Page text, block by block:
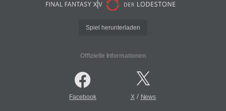
Spiel herunterladen
Offizielle Informationen
Facebook X/ News